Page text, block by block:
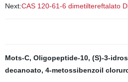
Next:CAS 120-61-6 dimetiltereftalato
Mots-C, Oligopeptide-10, (S)-3-
decanoato, 4-metossibenzoil